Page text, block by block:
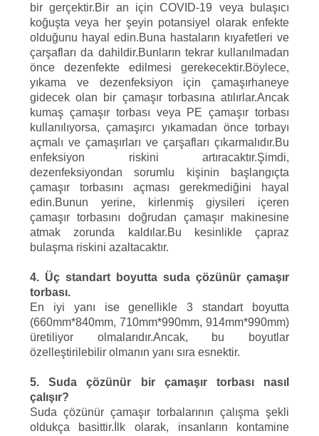
bir gerçektir.Bir an için COVID-19 veya bulaşıcı
koğuşta veya her şeyin potansiyel olarak enfekte
olduğunu hayal edin.Buna hastaların kıyafetleri ve
çarşafları da dahildir.Bunların tekrar kullanılmadan
önce dezenfekte edilmesi gerekecektir.Böylece,
yıkama ve dezenfeksiyon için çamaşırhaneye
gidecek olan bir çamaşır torbasına atılırlar.Ancak
kumaş çamaşır torbası veya PE çamaşır torbası
kullanılıyorsa, çamaşırcı yıkamadan önce torbayı
açmalı ve çamaşırları ve çarşafları çıkarmalıdır.Bu
enfeksiyon riskini artıracaktır.Şimdi,
dezenfeksiyondan sorumlu kişinin başlangıçta
çamaşır torbasını açması gerekmediğini hayal
edin.Bunun yerine, kirlenmiş giysileri içeren
çamaşır torbasını doğrudan çamaşır makinesine
atmak zorunda kaldılar.Bu kesinlikle çapraz
bulaşma riskini azaltacaktır.
4. Üç standart boyutta suda çözünür çamaşır
torbası.
En iyi yanı ise genellikle 3 standart boyutta
(660mm*840mm, 710mm*990mm, 914mm*990mm)
üretiliyor olmalarıdır.Ancak, bu boyutlar
özelleştirilebilir olmanın yanı sıra esnektir.
5. Suda çözünür bir çamaşır torbası nasıl
çalışır?
Suda çözünür çamaşır torbalarının çalışma şekli
oldukça basittir.İlk olarak, insanların kontamine